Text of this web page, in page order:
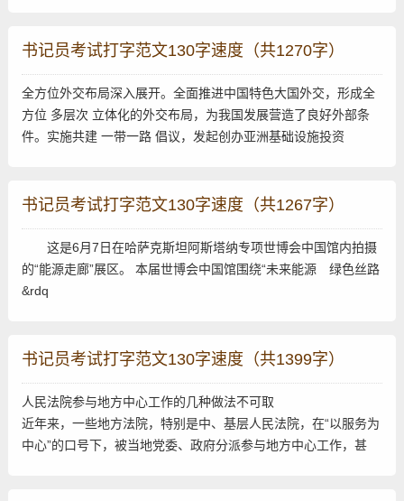
书记员考试打字范文130字速度（共1270字）
全方位外交布局深入展开。全面推进中国特色大国外交，形成全
方位 多层次 立体化的外交布局，为我国发展营造了良好外部条
件。实施共建 一带一路 倡议，发起创办亚洲基础设施投资
书记员考试打字范文130字速度（共1267字）
这是6月7日在哈萨克斯坦阿斯塔纳专项世博会中国馆内拍摄
的“能源走廊”展区。 本届世博会中国馆围绕“未来能源 绿色丝路
&rdq
书记员考试打字范文130字速度（共1399字）
人民法院参与地方中心工作的几种做法不可取
近年来，一些地方法院，特别是中、基层人民法院，在“以服务为
中心”的口号下，被当地党委、政府分派参与地方中心工作，甚